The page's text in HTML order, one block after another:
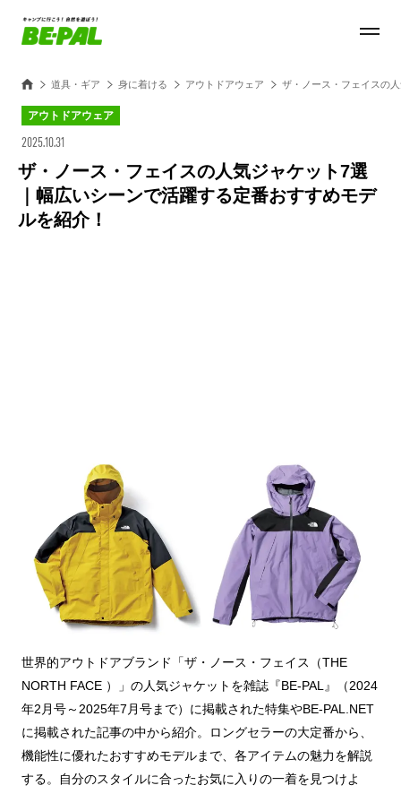
道具・ギア 身に着ける アウトドアウェア ザ・ノース・フェイスの
アウトドアウェア
2025.10.31
ザ・ノース・フェイスの人気ジャケット7選
｜幅広いシーンで活躍する定番おすすめモデ
ルを紹介！
世界的アウトドアブランド「ザ・ノース・フェイス（THE
NORTH FACE ）」の人気ジャケットを雑誌『BE-PAL』（2024
年2月号～2025年7月号まで）に掲載された特集やBE-PAL.NET
に掲載された記事の中から紹介。ロングセラーの大定番から、
機能性に優れたおすすめモデルまで、各アイテムの魅力を解説
する。自分のスタイルに合ったお気に入りの一着を見つけよ